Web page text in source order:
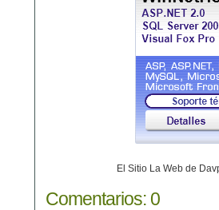
El Sitio La Web de
Comentarios:0